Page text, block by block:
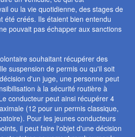
ou la vie quotidienne, des stages de
été créés. Ils étaient bien entendu
pouvait pas échapper aux sanctions
souhaitant récupérer des
suspension de permis ou qu'il soit
d'un juge, une personne peut
à la sécurité routière à
conducteur peut ainsi récupérer 4
(12 pour un permis classique,
Pour les jeunes conducteurs
il peut faire l'objet d'une décision